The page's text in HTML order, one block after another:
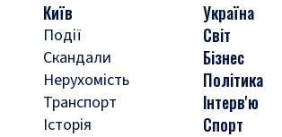
Київ
Події
Скандали
Нерухомість
Транспорт
Історія
Україна
Світ
Бізнес
Політика
Інтерв'ю
Спорт